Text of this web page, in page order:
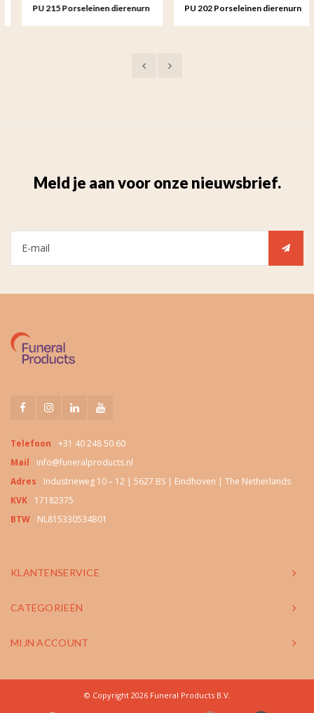
PU 215 Porseleinen dierenurn PU 202 Porseleinen dierenurn
Meld je aan voor onze nieuwsbrief.
Telefoon
+31 40 248 50 60
Mail
info@funeralproducts.nl
Adres
Industrieweg 10 – 12 | 5627 BS | Eindhoven | The Netherlands
KVK
17182375
BTW
NL815330534B01
KLANTENSERVICE
CATEGORIEËN
MIJN ACCOUNT
© Copyright 2026 Funeral Products B.V.